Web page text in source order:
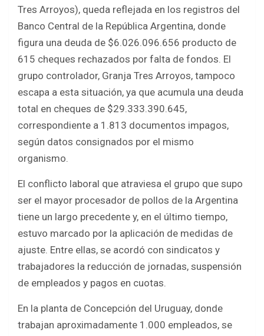
Tres Arroyos), queda reflejada en los registros del
Banco Central de la República Argentina, donde
figura una deuda de $6.026.096.656 producto de
615 cheques rechazados por falta de fondos. El
grupo controlador, Granja Tres Arroyos, tampoco
escapa a esta situación, ya que acumula una deuda
total en cheques de $29.333.390.645,
correspondiente a 1.813 documentos impagos,
según datos consignados por el mismo
organismo.
El conflicto laboral que atraviesa el grupo que supo
ser el mayor procesador de pollos de la Argentina
tiene un largo precedente y, en el último tiempo,
estuvo marcado por la aplicación de medidas de
ajuste. Entre ellas, se acordó con sindicatos y
trabajadores la reducción de jornadas, suspensión
de empleados y pagos en cuotas.
En la planta de Concepción del Uruguay, donde
trabajan aproximadamente 1.000 empleados, se